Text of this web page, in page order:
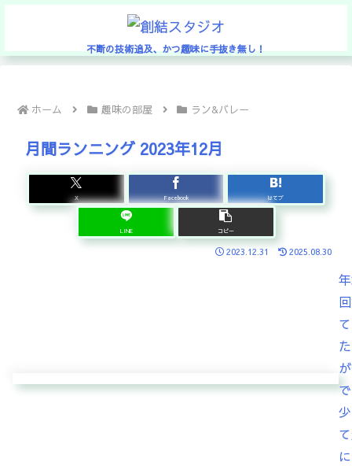
不断の技術追及、かつ趣味に手抜き無し！
ホーム 趣味の部屋 ラン&バレー
月間ランニング 2023年12月
X Facebook はてブ
LINE コピー
2023.12.31 2025.08.30